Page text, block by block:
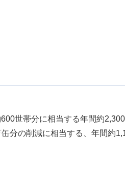
世帯分に相当する年間約
分の削減に相当する、年間約